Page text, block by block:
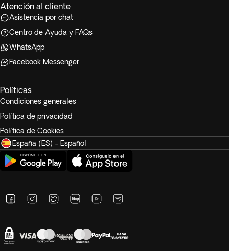
Atención al cliente
Asistencia por chat
Centro de Ayuda y FAQs
WhatsApp
Facebook Messenger
Políticas
Condiciones generales
Política de privacidad
Política de Cookies
España (ES) - Español